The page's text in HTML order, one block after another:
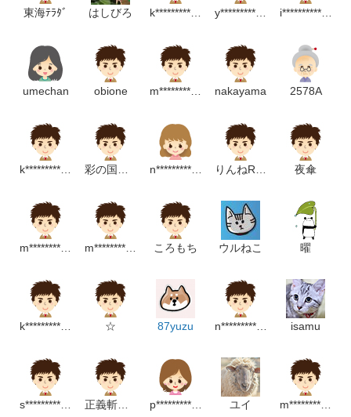
東海ﾃﾗﾀﾞ はしびろ k****************************m y****************m i***************m
umechan obione m**********************m nakayama 2578A
k************************p 彩の国東大宮メディカルセンター閲覧 n**************************p りんねRinne 夜傘
m***********************p m*******************************p ころもち ウルねこ 曜
k********************m ☆ 87yuzu n*********************p isamu
s*********************m 正義斬最強 - 東方無敵判官雲牙不要來 p************************p ユイ m************************p